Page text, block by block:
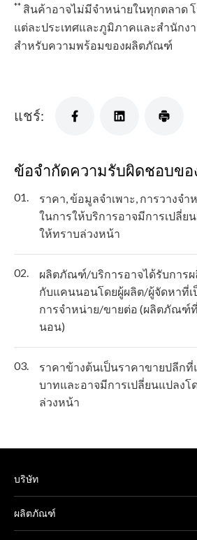
** สินค้าอาจไม่มีจำหน่ายในทุกตลาด
แต่ละประเทศและภูมิภาคและสำนักง
สำหรับความพร้อมของผลิตภัณฑ์
แชร์:
ข้อจำกัดความรับผิดชอบขอ
01.
ราคา, ข้อมูลจำเพาะ, การวางจ
ในการให้บริการอาจมีการเปลี่ย
ให้ทราบล่วงหน้า
02.
ผลิตภัณฑ์/บริการอาจได้รับการ
กับแคนนอนโดยผู้ผลิต/ผู้จัดหาที่
การจำหน่าย/ขายต่อ (ผลิตภัณฑ์
นอน)
03.
ราคาข้างต้นเป็นราคาขายปลีก
บาทและอาจมีการเปลี่ยนแปลงโ
ล่วงหน้า
บริษัท
ผลิตภัณฑ์